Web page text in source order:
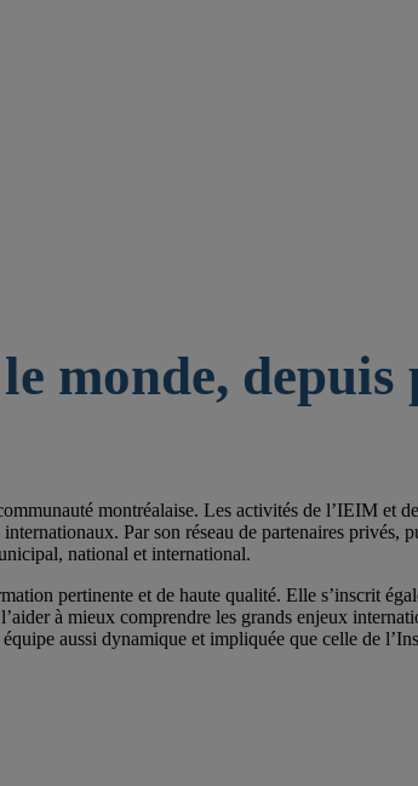
monde, depuis
montréalaise. Les activités de l’IEIM et
Par son réseau de partenaires privés,
national et international.
pertinente et de haute qualité. Elle s’inscrit
à mieux comprendre les grands enjeux
aussi dynamique et impliquée que celle de